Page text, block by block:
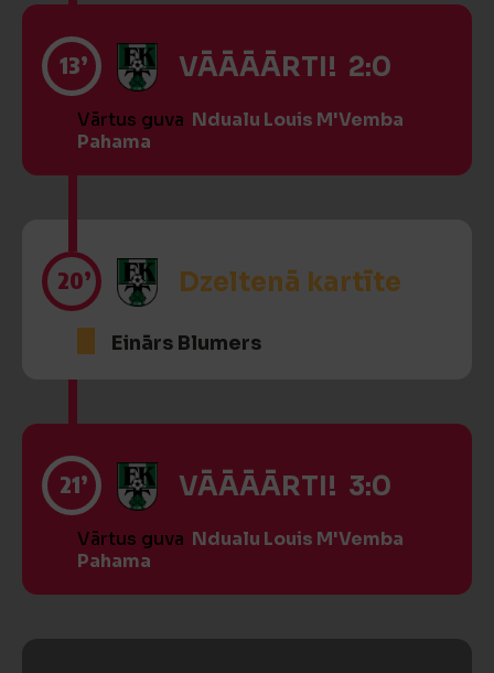
13’ VĀĀĀĀRTI! 2:0
Vārtus guva Ndualu Louis M'Vemba
Pahama
20’ Dzeltenā kartīte
Einārs Blumers
21’ VĀĀĀĀRTI! 3:0
Vārtus guva Ndualu Louis M'Vemba
Pahama